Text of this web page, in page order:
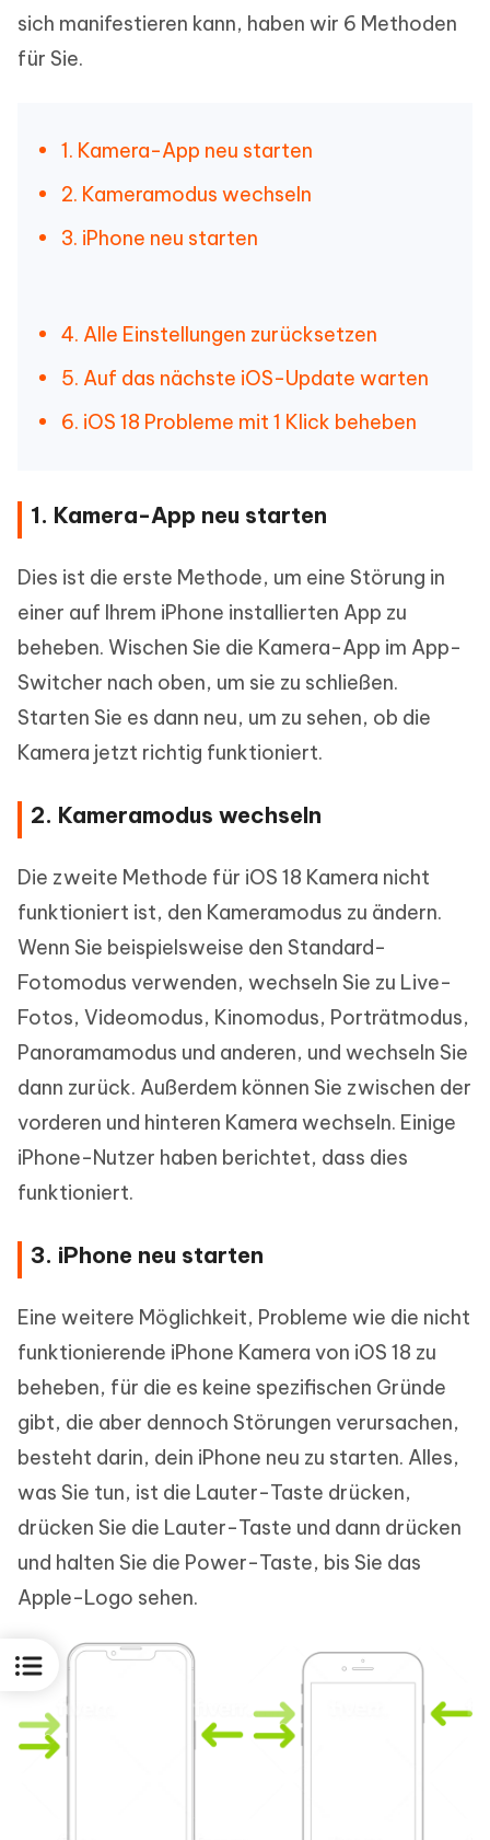
sich manifestieren kann, haben wir 6 Methoden
für Sie.
1. Kamera-App neu starten
2. Kameramodus wechseln
3. iPhone neu starten
4. Alle Einstellungen zurücksetzen
5. Auf das nächste iOS-Update warten
6. iOS 18 Probleme mit 1 Klick beheben
1. Kamera-App neu starten
Dies ist die erste Methode, um eine Störung in
einer auf Ihrem iPhone installierten App zu
beheben. Wischen Sie die Kamera-App im App-
Switcher nach oben, um sie zu schließen.
Starten Sie es dann neu, um zu sehen, ob die
Kamera jetzt richtig funktioniert.
2. Kameramodus wechseln
Die zweite Methode für iOS 18 Kamera nicht
funktioniert ist, den Kameramodus zu ändern.
Wenn Sie beispielsweise den Standard-
Fotomodus verwenden, wechseln Sie zu Live-
Fotos, Videomodus, Kinomodus, Porträtmodus,
Panoramamodus und anderen, und wechseln Sie
dann zurück. Außerdem können Sie zwischen der
vorderen und hinteren Kamera wechseln. Einige
iPhone-Nutzer haben berichtet, dass dies
funktioniert.
3. iPhone neu starten
Eine weitere Möglichkeit, Probleme wie die nicht
funktionierende iPhone Kamera von iOS 18 zu
beheben, für die es keine spezifischen Gründe
gibt, die aber dennoch Störungen verursachen,
besteht darin, dein iPhone neu zu starten. Alles,
was Sie tun, ist die Lauter-Taste drücken,
drücken Sie die Lauter-Taste und dann drücken
und halten Sie die Power-Taste, bis Sie das
Apple-Logo sehen.